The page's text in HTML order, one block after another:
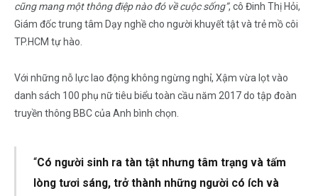
cũng mang một thông điệp nào đó về cuộc sống”, cô Đinh Thị Hỏi,
Giám đốc trung tâm Dạy nghề cho người khuyết tật và trẻ mồ côi
TP.HCM tự hào.
Với những nỗ lực lao động không ngừng nghỉ, Xậm vừa lọt vào
danh sách 100 phụ nữ tiêu biểu toàn cầu năm 2017 do tập đoàn
truyền thông BBC của Anh bình chọn.
“Có người sinh ra tàn tật nhưng tâm trạng và tấm
lòng tươi sáng, trở thành những người có ích và